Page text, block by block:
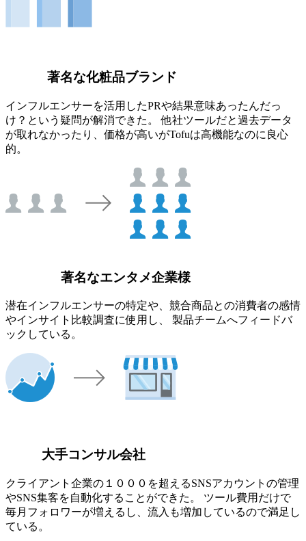
著名な化粧品ブランド
インフルエンサーを活用したPRや結果意味あったんだっ
け？という疑問が解消できた。 他社ツールだと過去データ
が取れなかったり、価格が高いがTofuは高機能なのに良心
的。
著名なエンタメ企業様
潜在インフルエンサーの特定や、競合商品との消費者の感情
やインサイト比較調査に使用し、 製品チームへフィードバ
ックしている。
大手コンサル会社
クライアント企業の１０００を超えるSNSアカウントの管理
やSNS集客を自動化することができた。 ツール費用だけで
毎月フォロワーが増えるし、流入も増加しているので満足し
ている。